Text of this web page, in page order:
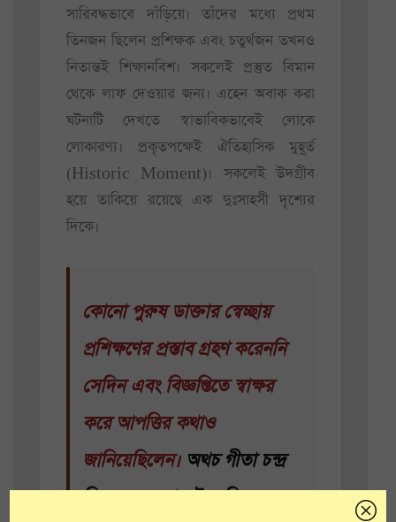
সারিবদ্ধভাবে দাঁড়িয়ে। তাঁদের মধ্যে প্রথম
তিনজন ছিলেন প্রশিক্ষক এবং চতুর্থজন তখনও
নিতান্তই শিক্ষানবিশ। সকলেই প্রস্তুত বিমান
থেকে লাফ দেওয়ার জন্য। এহেন অবাক করা
ঘটনাটি দেখতে স্বাভাবিকভাবেই লোকে
লোকারণ্য। প্রকৃতপক্ষেই ঐতিহাসিক মুহূর্ত
(Historic Moment)। সকলেই উদগ্রীব
হয়ে তাকিয়ে রয়েছে এক দুঃসাহসী দৃশ্যের
দিকে।
কোনো পুরুষ ডাক্তার স্বেচ্ছায়
প্রশিক্ষণের প্রস্তাব গ্রহণ করেননি
সেদিন এবং বিজ্ঞপ্তিতে স্বাক্ষর
করে আপত্তির কথাও
জানিয়েছিলেন। অথচ গীতা চন্দ্র
ছিলেন একেবারেই ব্যতিক্রম।